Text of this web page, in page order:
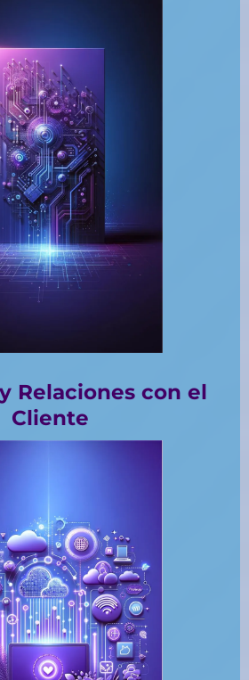
Relaciones con el
Cliente